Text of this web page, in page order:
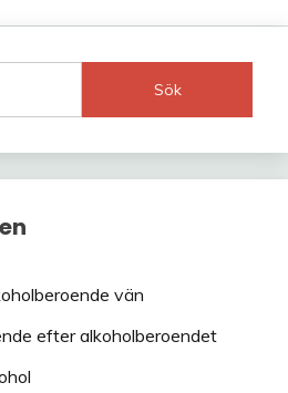
vän
efter alkoholberoendet